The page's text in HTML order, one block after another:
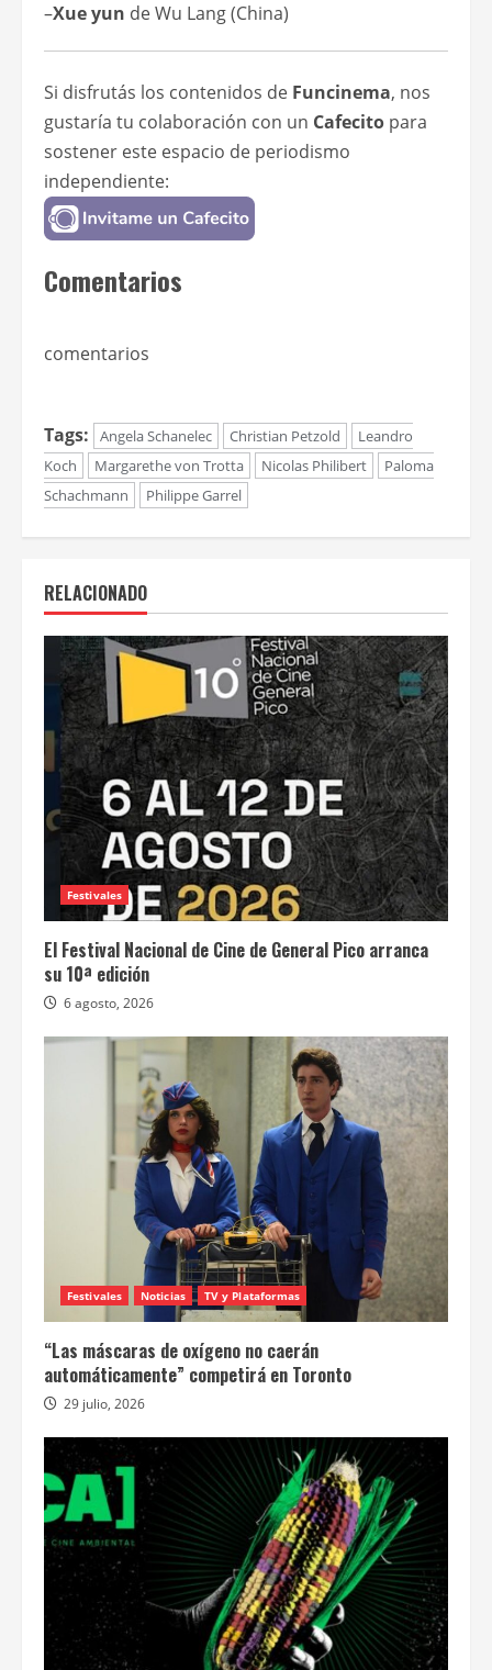
–Xue yun de Wu Lang (China)
Si disfrutás los contenidos de Funcinema, nos
gustaría tu colaboración con un Cafecito para
sostener este espacio de periodismo
independiente:
Comentarios
comentarios
Tags: Angela Schanelec Christian Petzold
Leandro
Koch
Margarethe von Trotta Nicolas Philibert
Paloma
Schachmann
Philippe Garrel
RELACIONADO
Festivales
El Festival Nacional de Cine de General Pico arranca
su 10ª edición
6 agosto, 2026
Festivales Noticias TV y Plataformas
“Las máscaras de oxígeno no caerán
automáticamente” competirá en Toronto
29 julio, 2026